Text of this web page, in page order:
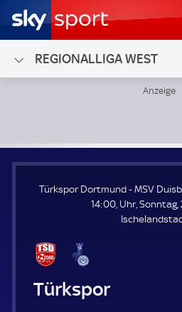
REGIONALLIGA WEST
Türkspor Dortmund - MSV
14:00, Uhr, Sonntag,
Türkspor